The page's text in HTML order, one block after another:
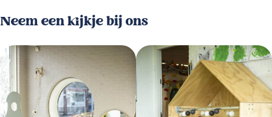
Neem een kijkje bij ons